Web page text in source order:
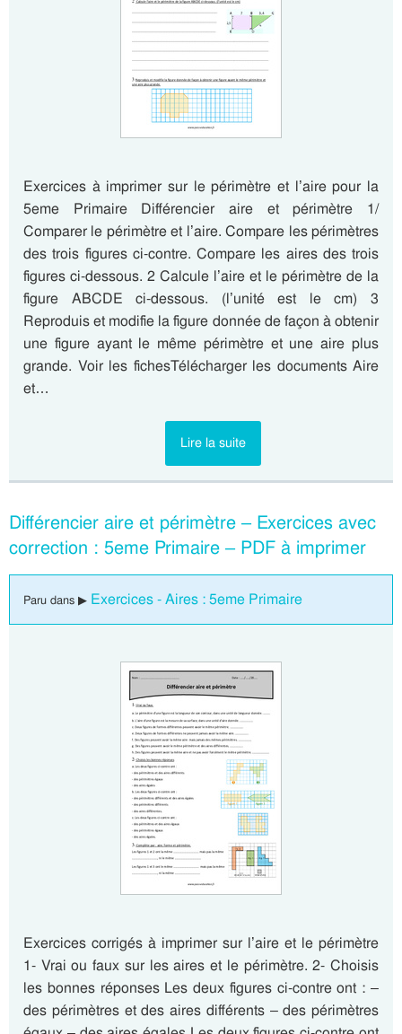
Exercices à imprimer sur le périmètre et l’aire pour la
5eme Primaire Différencier aire et périmètre 1/
Comparer le périmètre et l’aire. Compare les périmètres
des trois figures ci-contre. Compare les aires des trois
figures ci-dessous. 2 Calcule l’aire et le périmètre de la
figure ABCDE ci-dessous. (l’unité est le cm) 3
Reproduis et modifie la figure donnée de façon à obtenir
une figure ayant le même périmètre et une aire plus
grande. Voir les fichesTélécharger les documents Aire
et…
Lire la suite
Différencier aire et périmètre – Exercices avec
correction : 5eme Primaire – PDF à imprimer
Paru dans ▶ Exercices - Aires : 5eme Primaire
Exercices corrigés à imprimer sur l’aire et le périmètre
1- Vrai ou faux sur les aires et le périmètre. 2- Choisis
les bonnes réponses Les deux figures ci-contre ont : –
des périmètres et des aires différents – des périmètres